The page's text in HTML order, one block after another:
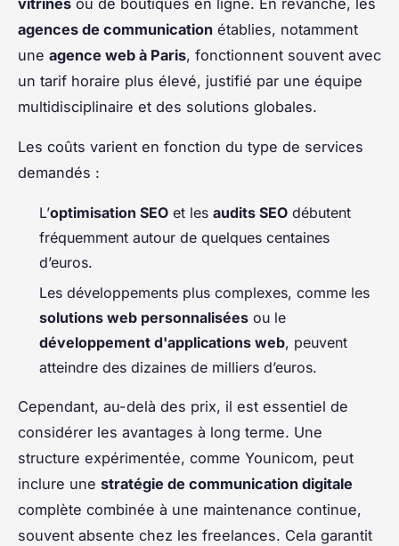
vitrines ou de boutiques en ligne. En revanche, les
agences de communication établies, notamment
une agence web à Paris, fonctionnent souvent avec
un tarif horaire plus élevé, justifié par une équipe
multidisciplinaire et des solutions globales.
Les coûts varient en fonction du type de services
demandés :
L’optimisation SEO et les audits SEO débutent
fréquemment autour de quelques centaines
d’euros.
Les développements plus complexes, comme les
solutions web personnalisées ou le
développement d'applications web, peuvent
atteindre des dizaines de milliers d’euros.
Cependant, au-delà des prix, il est essentiel de
considérer les avantages à long terme. Une
structure expérimentée, comme Younicom, peut
inclure une stratégie de communication digitale
complète combinée à une maintenance continue,
souvent absente chez les freelances. Cela garantit